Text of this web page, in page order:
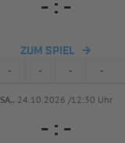
- : -
ZUM SPIEL
- - - -
SA.. 24.10.2026 /12:30 Uhr
- : -